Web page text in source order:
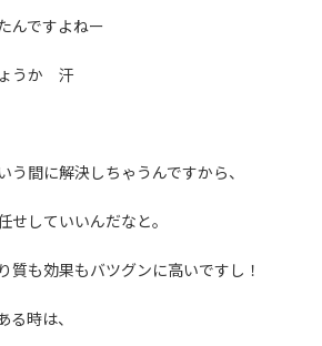
んですよねー
うか 汗
う間に解決しちゃうんですから、
せしていいんだなと。
質も効果もバツグンに高いですし！
る時は、